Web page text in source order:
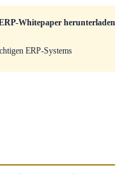
Whitepaper herunterladen
ERP-Systems